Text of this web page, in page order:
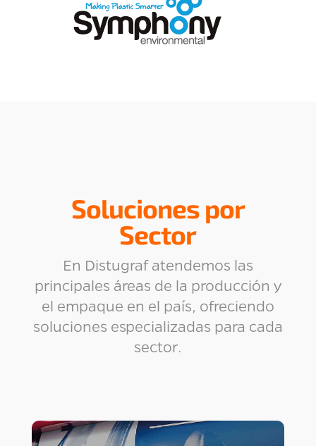
Soluciones por
Sector
En Distugraf atendemos las
principales áreas de la producción y
el empaque en el país, ofreciendo
soluciones especializadas para cada
sector.